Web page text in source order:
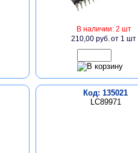
В наличии: 2 шт
210,00 руб.от 1 шт
Код: 135021
LC89971